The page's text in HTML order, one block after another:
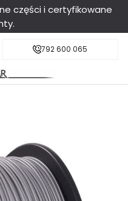
części i certyfikowane
do 11:00dostawa od 199 zł
792 600 065